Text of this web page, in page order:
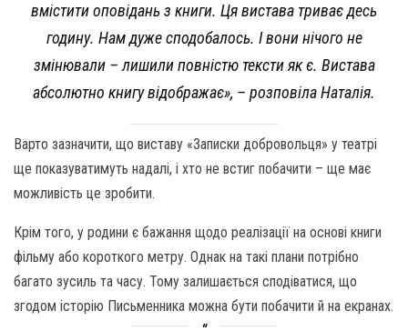
вмістити оповідань з книги. Ця вистава триває десь
годину. Нам дуже сподобалось. І вони нічого не
змінювали – лишили повністю тексти як є. Вистава
абсолютно книгу відображає», – розповіла Наталія.
Варто зазначити, що виставу «Записки добровольця» у театрі
ще показуватимуть надалі, і хто не встиг побачити – ще має
можливість це зробити.
Крім того, у родини є бажання щодо реалізації на основі книги
фільму або короткого метру. Однак на такі плани потрібно
багато зусиль та часу. Тому залишається сподіватися, що
згодом історію Письменника можна бути побачити й на екранах.